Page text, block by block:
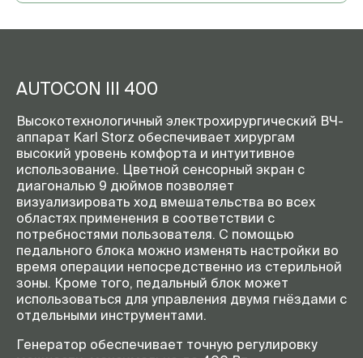
AUTOCON III 400
Высокотехнологичный электрохирургический ВЧ-
аппарат Karl Storz обеспечивает хирургам
высокий уровень комфорта и интуитивное
использование. Цветной сенсорный экран с
диагональю 9 дюймов позволяет
визуализировать ход вмешательства во всех
областях применения в соответствии с
потребностями пользователя. С помощью
педального блока можно изменять настройки во
время операции непосредственно из стерильной
зоны. Кроме того, педальный блок может
использоваться для управления двумя гнёздами с
отдельными инструментами.
Генератор обеспечивает точную регулировку